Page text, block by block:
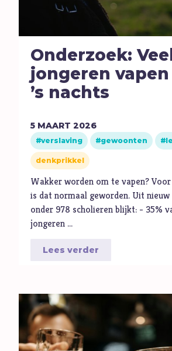
Onderzoek:
jongeren
’s nachts
5 MAART 2026
verslaving gewoonten
denkprikkel
Wakker worden om te vapen?
is dat normaal geworden. Uit
onder 978 scholieren blijkt: - 35%
jongeren …
Lees verder